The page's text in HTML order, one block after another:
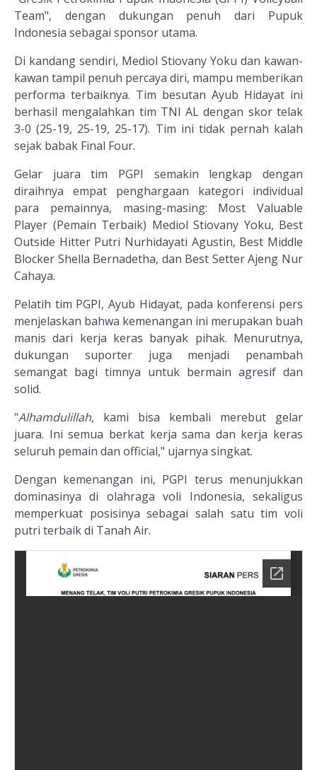
Team", dengan dukungan penuh dari Pupuk
Indonesia sebagai sponsor utama.
Di kandang sendiri, Mediol Stiovany Yoku dan kawan-
kawan tampil penuh percaya diri, mampu memberikan
performa terbaiknya. Tim besutan Ayub Hidayat ini
berhasil mengalahkan tim TNI AL dengan skor telak
3-0 (25-19, 25-19, 25-17). Tim ini tidak pernah kalah
sejak babak Final Four.
Gelar juara tim PGPI semakin lengkap dengan
diraihnya empat penghargaan kategori individual
para pemainnya, masing-masing: Most Valuable
Player (Pemain Terbaik) Mediol Stiovany Yoku, Best
Outside Hitter Putri Nurhidayati Agustin, Best Middle
Blocker Shella Bernadetha, dan Best Setter Ajeng Nur
Cahaya.
Pelatih tim PGPI, Ayub Hidayat, pada konferensi pers
menjelaskan bahwa kemenangan ini merupakan buah
manis dari kerja keras banyak pihak. Menurutnya,
dukungan suporter juga menjadi penambah
semangat bagi timnya untuk bermain agresif dan
solid.
"Alhamdulillah, kami bisa kembali merebut gelar
juara. Ini semua berkat kerja sama dan kerja keras
seluruh pemain dan official," ujarnya singkat.
Dengan kemenangan ini, PGPI terus menunjukkan
dominasinya di olahraga voli Indonesia, sekaligus
memperkuat posisinya sebagai salah satu tim voli
putri terbaik di Tanah Air.